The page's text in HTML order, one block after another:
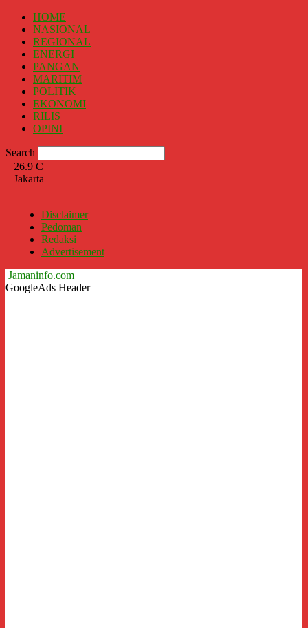
HOME
NASIONAL
REGIONAL
ENERGI
PANGAN
MARITIM
POLITIK
EKONOMI
RILIS
OPINI
Search
26.9 C
Jakarta
Disclaimer
Pedoman
Redaksi
Advertisement
Jamaninfo.com
GoogleAds Header